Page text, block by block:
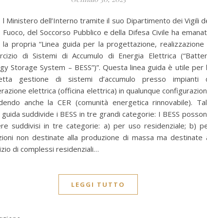
l Ministero dell’Interno tramite il suo Dipartimento dei Vigili
Fuoco, del Soccorso Pubblico e della Difesa Civile ha
la propria “Linea guida per la progettazione, realizzazione
di Sistemi di Accumulo di Energia Elettrica
Storage System – BESS”)”. Questa linea guida è utile per
gestione di sistemi d’accumulo presso impianti
elettrica (officina elettrica) in qualunque
anche la CER (comunità energetica rinnovabile).
guida suddivide i BESS in tre grandi categorie: I BESS
suddivisi in tre categorie: a) per uso residenziale; b)
non destinate alla produzione di massa ma destinate
di complessi residenziali…
LEGGI TUTTO